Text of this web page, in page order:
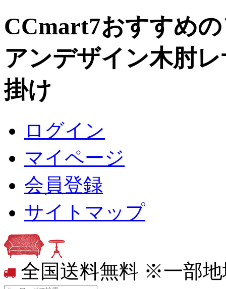
CCmart7おすすめ
アンデザイン木肘
掛け
ログイン
マイページ
会員登録
サイトマップ
全国送料無料 ※一部地